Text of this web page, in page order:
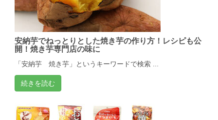
安納芋でねっとりとした焼き芋の作り方！レシピも公
開！焼き芋専門店の味に
「安納芋 焼き芋」というキーワードで検索 ...
続きを読む